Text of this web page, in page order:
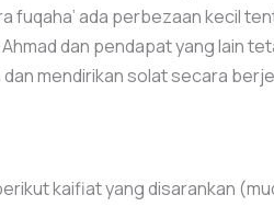
fuqaha’ ada perbezaan kecil
dan pendapat yang lain
mendirikan solat secara
kaifiat yang disarankan